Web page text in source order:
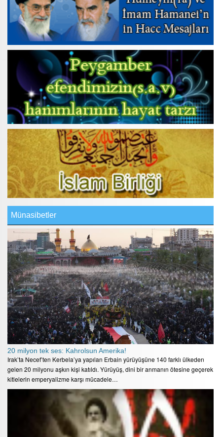
Münasibetler
20 milyon tek ses: Kahrolsun Amerika!
Irak’ta Necef’ten Kerbela’ya yapılan Erbain yürüyüşüne 140 farklı ülkeden
gelen 20 milyonu aşkın kişi katıldı. Yürüyüş, dini bir anmanın ötesine geçerek
kitlelerin emperyalizme karşı mücadele…